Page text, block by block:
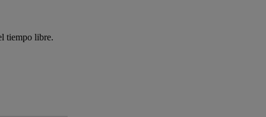
tiempo libre.